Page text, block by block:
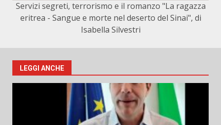
Servizi segreti, terrorismo e il romanzo "La ragazza
eritrea - Sangue e morte nel deserto del Sinai", di
Isabella Silvestri
LEGGI ANCHE